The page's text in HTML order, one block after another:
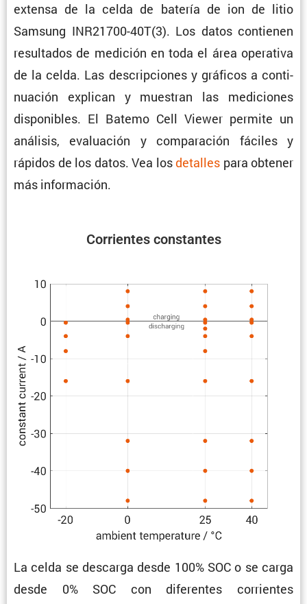
extensa de la celda de batería de ion de litio
Samsung INR21700-40T(3). Los datos contienen
resul­tados de medición en toda el área opera­tiva
de la celda. Las descrip­ciones y gráficos a conti­
nua­ción explican y muestran las mediciones
dispo­ni­bles. El Batemo Cell Viewer permite un
análisis, evalua­ción y compa­ra­ción fáciles y
rápidos de los datos. Vea losdetalles para obtener
más información.
Corrientes constantes
La celda se descarga desde 100% SOC o se carga
desde 0% SOC con diferentes corrientes